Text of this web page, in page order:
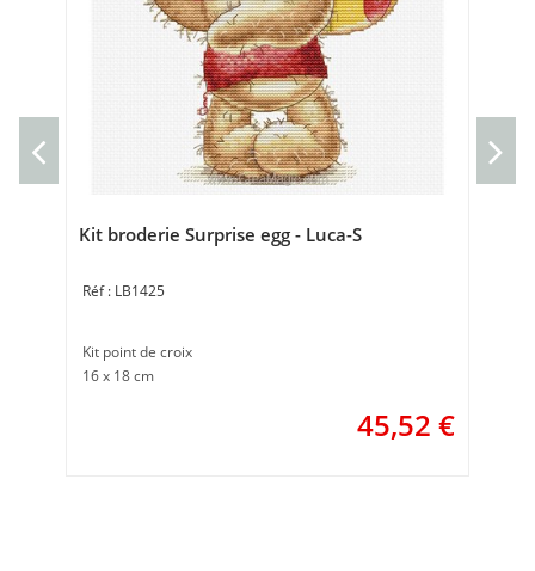
Kit broderie Surprise egg - Luca-S
LB1425
Kit point de croix
16 x 18 cm
45,52 €